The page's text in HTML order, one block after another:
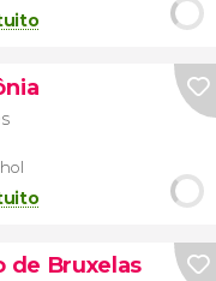
de Bruxelas